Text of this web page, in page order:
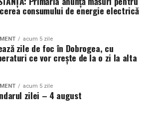
este aliniată la obiectivele de
urmărind reducerea
și utilizarea eficientă a
controlată a PVC-ului,
internaționale, materialele sunt
de producție, susținând
circulare.
consumului de energie electrică
acum 5 zile
zile de foc în Dobrogea, cu
ce vor crește de la o zi la alta
acum 5 zile
zilei – 4 august